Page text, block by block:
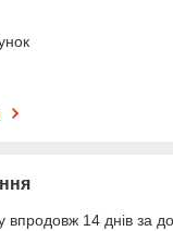
впродовж 14 днів за